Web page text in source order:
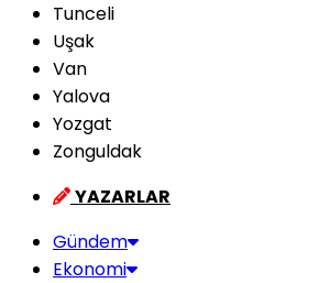
Tunceli
Uşak
Van
Yalova
Yozgat
Zonguldak
YAZARLAR
Gündem
Ekonomi